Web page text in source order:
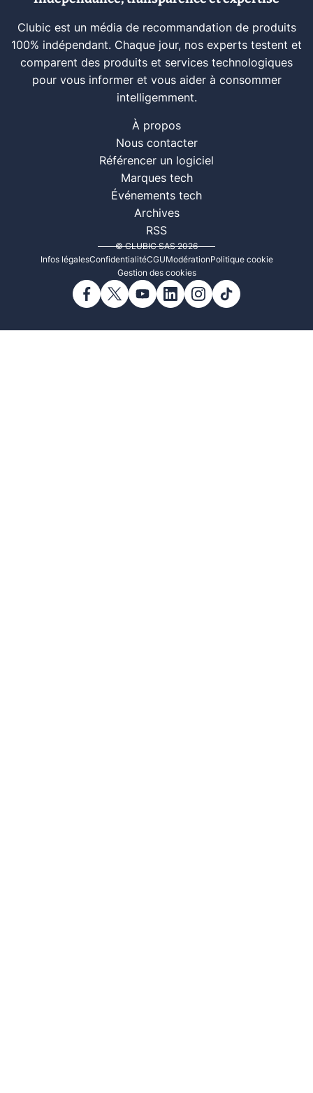
Clubic est un média de recommandation de produits
100% indépendant. Chaque jour, nos experts testent et
comparent des produits et services technologiques
pour vous informer et vous aider à consommer
intelligemment.
À propos
Nous contacter
Référencer un logiciel
Marques tech
Événements tech
Archives
RSS
© CLUBIC SAS 2026
Infos légalesConfidentialitéCGUModérationPolitique cookie
Gestion des cookies